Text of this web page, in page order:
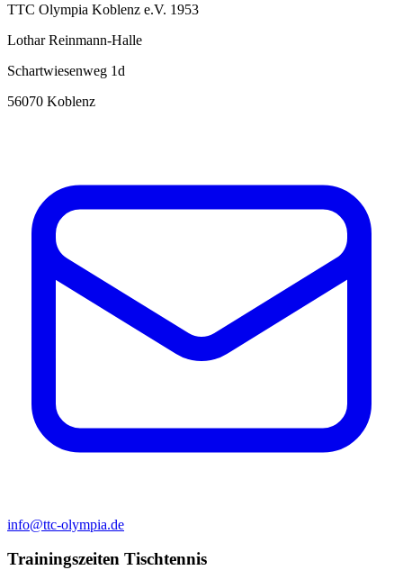
TTC Olympia Koblenz e.V. 1953
Lothar Reinmann-Halle
Schartwiesenweg 1d
56070 Koblenz
info@ttc-olympia.de
Trainingszeiten Tischtennis